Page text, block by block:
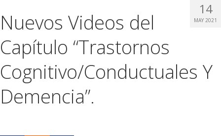
CUIDE SU CORAZÓN
CUIDE SU CEREBRO
Médicos
Institucional
14
MAY 2021
Nuevos Videos del
Capítulo “Trastornos
Cognitivo/Conductuales Y
Demencia”.